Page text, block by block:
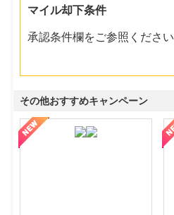
マイル却下条件
承認条件欄をご参照ください
その他おすすめキャンペーン